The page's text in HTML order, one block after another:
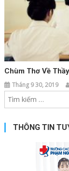
Chùm Thơ Về
Tháng 9 30, 2019
THÔNG TIN